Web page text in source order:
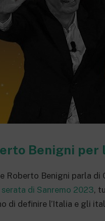
Benigni
Roberto Benigni parla
di Sanremo 2023,
di definire l’Italia e gli